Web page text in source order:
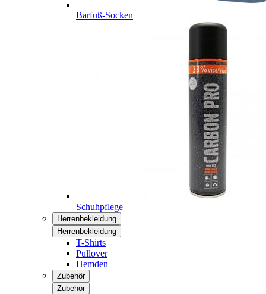
Barfuß-Socken
Schuhpflege
Herrenbekleidung
Herrenbekleidung
T-Shirts
Pullover
Hemden
Zubehör
Zubehör